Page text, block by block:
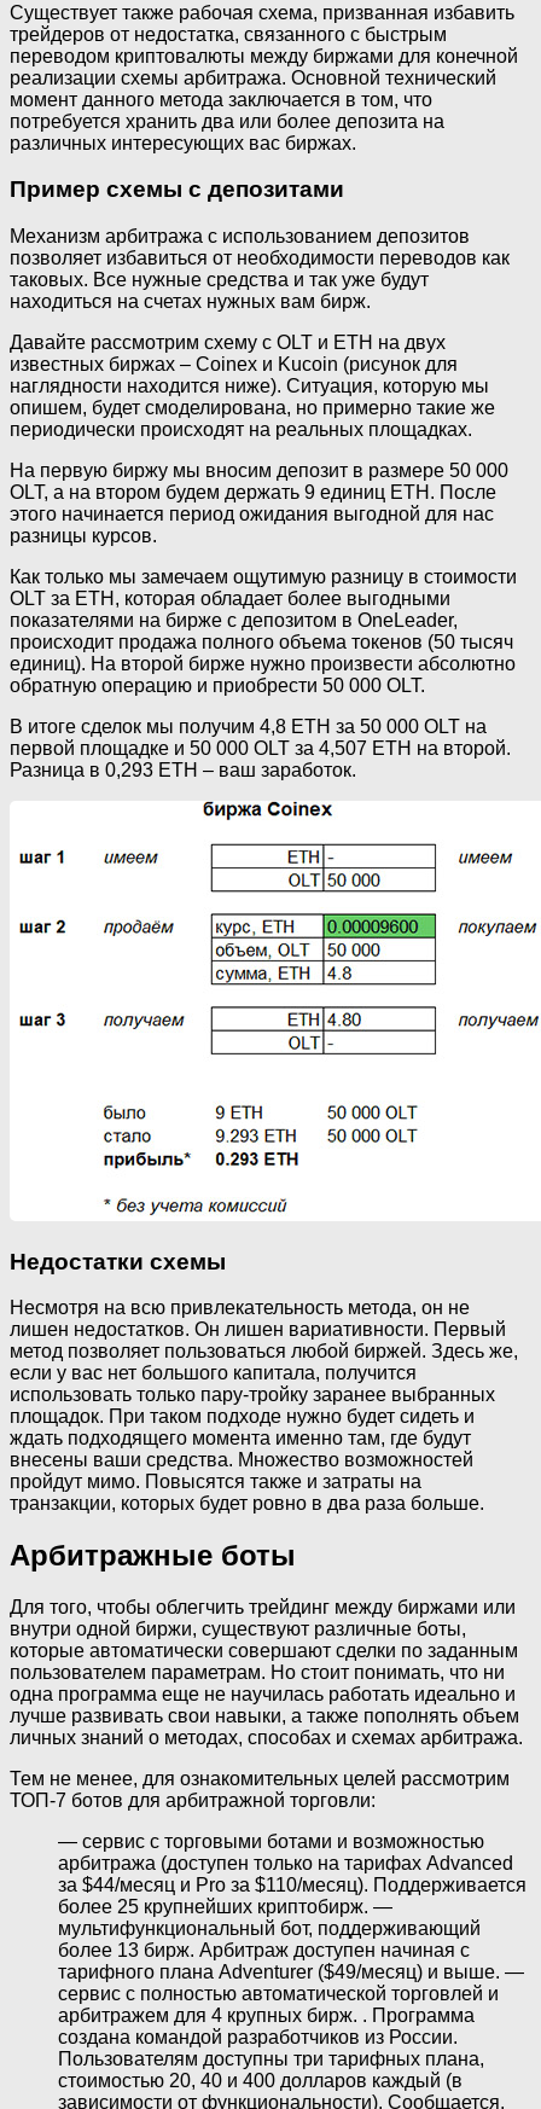
Существует также рабочая схема, призванная избавить
трейдеров от недостатка, связанного с быстрым
переводом криптовалюты между биржами для конечной
реализации схемы арбитража. Основной технический
момент данного метода заключается в том, что
потребуется хранить два или более депозита на
различных интересующих вас биржах.
Пример схемы с депозитами
Механизм арбитража с использованием депозитов
позволяет избавиться от необходимости переводов как
таковых. Все нужные средства и так уже будут
находиться на счетах нужных вам бирж.
Давайте рассмотрим схему с OLT и ETH на двух
известных биржах – Coinex и Kucoin (рисунок для
наглядности находится ниже). Ситуация, которую мы
опишем, будет смоделирована, но примерно такие же
периодически происходят на реальных площадках.
На первую биржу мы вносим депозит в размере 50 000
OLT, а на втором будем держать 9 единиц ETH. После
этого начинается период ожидания выгодной для нас
разницы курсов.
Как только мы замечаем ощутимую разницу в стоимости
OLT за ETH, которая обладает более выгодными
показателями на бирже с депозитом в OneLeader,
происходит продажа полного объема токенов (50 тысяч
единиц). На второй бирже нужно произвести абсолютно
обратную операцию и приобрести 50 000 OLT.
В итоге сделок мы получим 4,8 ETH за 50 000 OLT на
первой площадке и 50 000 OLT за 4,507 ETH на второй.
Разница в 0,293 ETH – ваш заработок.
Недостатки схемы
Несмотря на всю привлекательность метода, он не
лишен недостатков. Он лишен вариативности. Первый
метод позволяет пользоваться любой биржей. Здесь же,
если у вас нет большого капитала, получится
использовать только пару-тройку заранее выбранных
площадок. При таком подходе нужно будет сидеть и
ждать подходящего момента именно там, где будут
внесены ваши средства. Множество возможностей
пройдут мимо. Повысятся также и затраты на
транзакции, которых будет ровно в два раза больше.
Арбитражные боты
Для того, чтобы облегчить трейдинг между биржами или
внутри одной биржи, существуют различные боты,
которые автоматически совершают сделки по заданным
пользователем параметрам. Но стоит понимать, что ни
одна программа еще не научилась работать идеально и
лучше развивать свои навыки, а также пополнять объем
личных знаний о методах, способах и схемах арбитража.
Тем не менее, для ознакомительных целей рассмотрим
ТОП-7 ботов для арбитражной торговли:
— сервис с торговыми ботами и возможностью
арбитража (доступен только на тарифах Advanced
за $44/месяц и Pro за $110/месяц). Поддерживается
более 25 крупнейших криптобирж. —
мультифункциональный бот, поддерживающий
более 13 бирж. Арбитраж доступен начиная с
тарифного плана Adventurer ($49/месяц) и выше. —
сервис с полностью автоматической торговлей и
арбитражем для 4 крупных бирж. . Программа
создана командой разработчиков из России.
Пользователям доступны три тарифных плана,
стоимостью 20, 40 и 400 долларов каждый (в
зависимости от функциональности). Сообщается,